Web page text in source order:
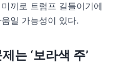
끼로 트럼프 길들이기에
일 가능성이 있다.
는 ‘보라색 주’